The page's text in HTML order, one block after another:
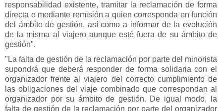
responsabilidad existente, tramitar la reclamación de forma
directa o mediante remisión a quien corresponda en función
del ámbito de gestión, así como a informar de la evolución
de la misma al viajero aunque esté fuera de su ámbito de
gestión".
"La falta de gestión de la reclamación por parte del minorista
supondrá que deberá responder de forma solidaria con el
organizador frente al viajero del correcto cumplimiento de
las obligaciones del viaje combinado que correspondan al
organizador por su ámbito de gestión. De igual modo, la
falta de gestión de la reclamación por parte del organizador